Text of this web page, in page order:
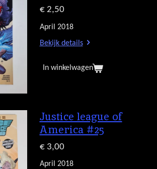
€ 2,50
April 2018
Bekijk details
In winkelwagen
Justice league of
America #25
€ 3,00
April 2018